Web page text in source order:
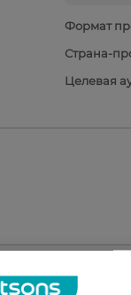
Формат
Страна-
Целевая